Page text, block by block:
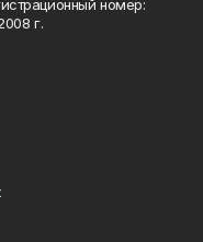
номер:
г.